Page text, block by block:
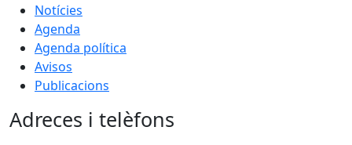
Notícies
Agenda
Agenda política
Avisos
Publicacions
Adreces i telèfons